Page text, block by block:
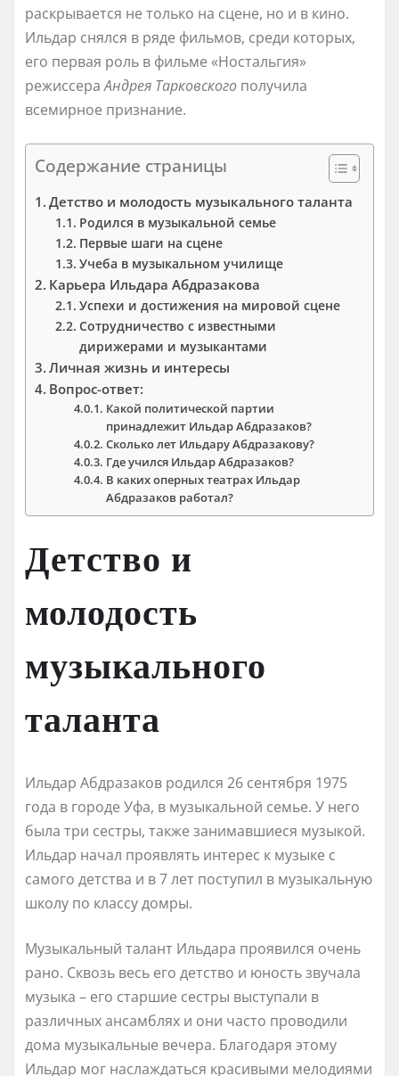
раскрывается не только на сцене, но и в кино.
Ильдар снялся в ряде фильмов, среди которых,
его первая роль в фильме «Ностальгия»
режиссераАндрея Тарковского получила
всемирное признание.
Содержание страницы
Детство и молодость музыкального таланта
Родился в музыкальной семье
Первые шаги на сцене
Учеба в музыкальном училище
Карьера Ильдара Абдразакова
Успехи и достижения на мировой сцене
Сотрудничество с известными
дирижерами и музыкантами
Личная жизнь и интересы
Вопрос-ответ:
Какой политической партии
принадлежит Ильдар Абдразаков?
Сколько лет Ильдару Абдразакову?
Где учился Ильдар Абдразаков?
В каких оперных театрах Ильдар
Абдразаков работал?
Детство и
молодость
музыкального
таланта
Ильдар Абдразаков родился 26 сентября 1975
года в городе Уфа, в музыкальной семье. У него
была три сестры, также занимавшиеся музыкой.
Ильдар начал проявлять интерес к музыке с
самого детства и в 7 лет поступил в музыкальную
школу по классу домры.
Музыкальный талант Ильдара проявился очень
рано. Сквозь весь его детство и юность звучала
музыка – его старшие сестры выступали в
различных ансамблях и они часто проводили
дома музыкальные вечера. Благодаря этому
Ильдар мог наслаждаться красивыми мелодиями